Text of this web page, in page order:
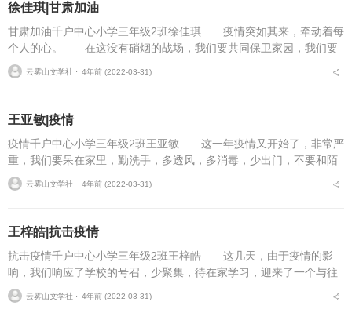
徐佳琪|甘肃加油
甘肃加油千户中心小学三年级2班徐佳琪 疫情突如其来，牵动着每
个人的心。 在这没有硝烟的战场，我们要共同保卫家园，我们要
感谢那些志愿者，还有那些在一线工作的的医务人员，他们才是真正
的英雄。 当下我...
云雾山文学社 ⋅ 4年前 (2022-03-31)
王亚敏|疫情
疫情千户中心小学三年级2班王亚敏 这一年疫情又开始了，非常严
重，我们要呆在家里，勤洗手，多透风，多消毒，少出门，不要和陌
生人在一起。 “防疫疫情，人人有责。”白衣天使穿着厚厚的防护
服，戴上了口罩，...
云雾山文学社 ⋅ 4年前 (2022-03-31)
王梓皓|抗击疫情
抗击疫情千户中心小学三年级2班王梓皓 这几天，由于疫情的影
响，我们响应了学校的号召，少聚集，待在家学习，迎来了一个与往
日不一样的上课--网课。这样我们就不给社会添乱，而且也得到了最
好的防护。 可是...
云雾山文学社 ⋅ 4年前 (2022-03-31)